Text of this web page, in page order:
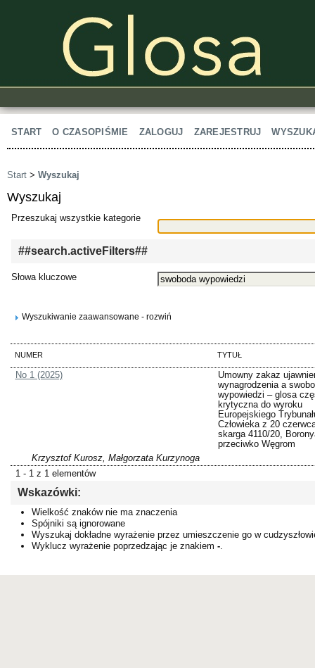
START O CZASOPIŚMIE ZALOGUJ ZAREJESTRUJ
Start > Wyszukaj
Wyszukaj
Przeszukaj wszystkie kategorie
##search.activeFilters##
Słowa kluczowe
Wyszukiwanie zaawansowane - rozwiń
NUMER TYTUŁ
No 1 (2025)
Umowny zakaz
wynagrodzenia a
wypowiedzi – glosa
krytyczna do wyroku
Europejskiego
Człowieka z 20
skarga 4110/20,
przeciwko Węgrom
Krzysztof Kurosz, Małgorzata Kurzynoga
1 - 1 z 1 elementów
Wskazówki:
Wielkość znaków nie ma znaczenia
Spójniki są ignorowane
Wyszukaj dokładne wyrażenie przez umieszczenie go w
Wyklucz wyrażenie poprzedzając je znakiem -.